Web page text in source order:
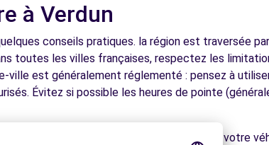
à Verdun
conseils pratiques. la région est traversée
toutes les villes françaises, respectez les
ville est généralement réglementé : pensez à
Évitez si possible les heures de pointe
et économique. Réservez dès maintenant votre